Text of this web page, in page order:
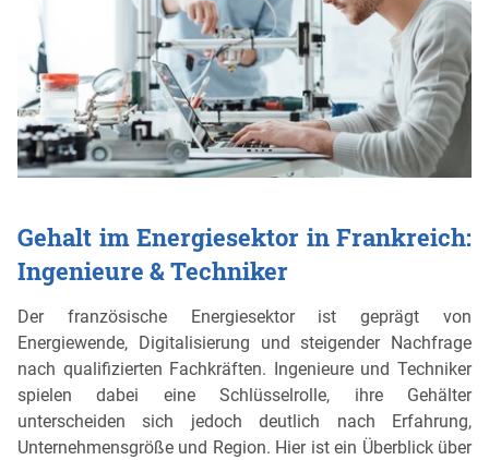
Gehalt im Energiesektor in Frankreich:
Ingenieure & Techniker
Der französische Energiesektor ist geprägt von
Energiewende, Digitalisierung und steigender Nachfrage
nach qualifizierten Fachkräften. Ingenieure und Techniker
spielen dabei eine Schlüsselrolle, ihre Gehälter
unterscheiden sich jedoch deutlich nach Erfahrung,
Unternehmensgröße und Region. Hier ist ein Überblick über